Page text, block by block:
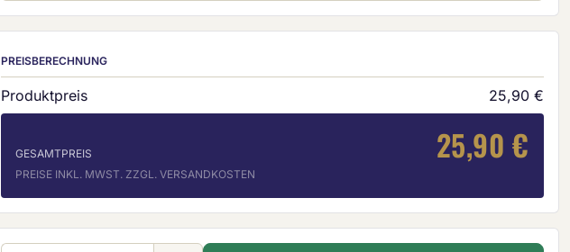
PREISBERECHNUNG
Produktpreis 25,90 €
GESAMTPREIS 25,90 €
PREISE INKL. MWST. ZZGL. VERSANDKOSTEN